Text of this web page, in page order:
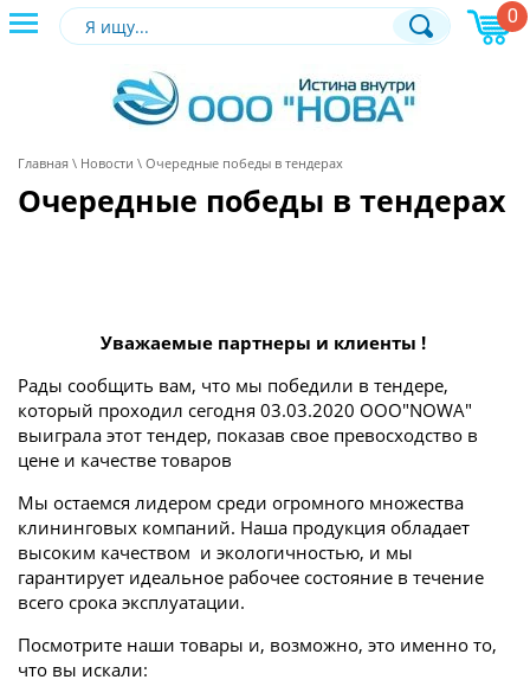
+7 (495) 120-44-81
Главная \ Новости \ Очередные победы в тендерах
Очередные победы в тендерах
Уважаемые партнеры и клиенты !
Рады сообщить вам, что мы победили в тендере,
который проходил сегодня 03.03.2020 ООО"NOWA"
выиграла этот тендер, показав свое превосходство в
цене и качестве товаров
Мы остаемся лидером среди огромного множества
клининговых компаний. Наша продукция обладает
высоким качеством и экологичностью, и мы
гарантирует идеальное рабочее состояние в течение
всего срока эксплуатации.
Посмотрите наши товары и, возможно, это именно то,
что вы искали:
0